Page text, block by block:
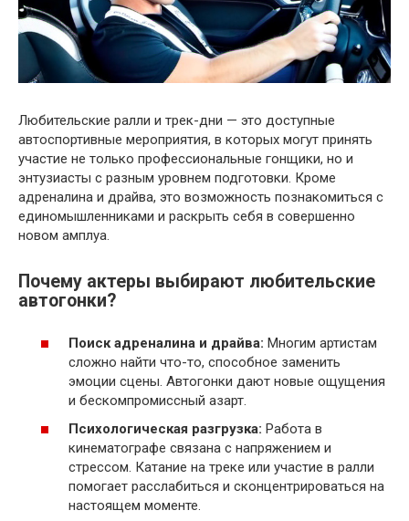
Любительские ралли и трек-дни — это доступные
автоспортивные мероприятия, в которых могут принять
участие не только профессиональные гонщики, но и
энтузиасты с разным уровнем подготовки. Кроме
адреналина и драйва, это возможность познакомиться с
единомышленниками и раскрыть себя в совершенно
новом амплуа.
Почему актеры выбирают любительские
автогонки?
Поиск адреналина и драйва: Многим артистам
сложно найти что-то, способное заменить
эмоции сцены. Автогонки дают новые ощущения
и бескомпромиссный азарт.
Психологическая разгрузка: Работа в
кинематографе связана с напряжением и
стрессом. Катание на треке или участие в ралли
помогает расслабиться и сконцентрироваться на
настоящем моменте.